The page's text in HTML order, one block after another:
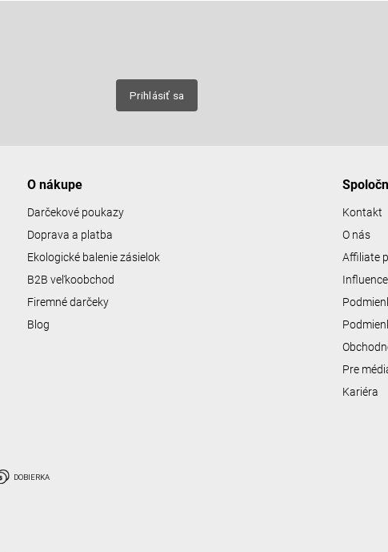
Prihlásiť sa
O nákupe
Darčekové poukazy
Doprava a platba
Ekologické balenie zásielok
B2B veľkoobchod
Firemné darčeky
Blog
Kontakt
O nás
Affiliate
Pre
Kariéra